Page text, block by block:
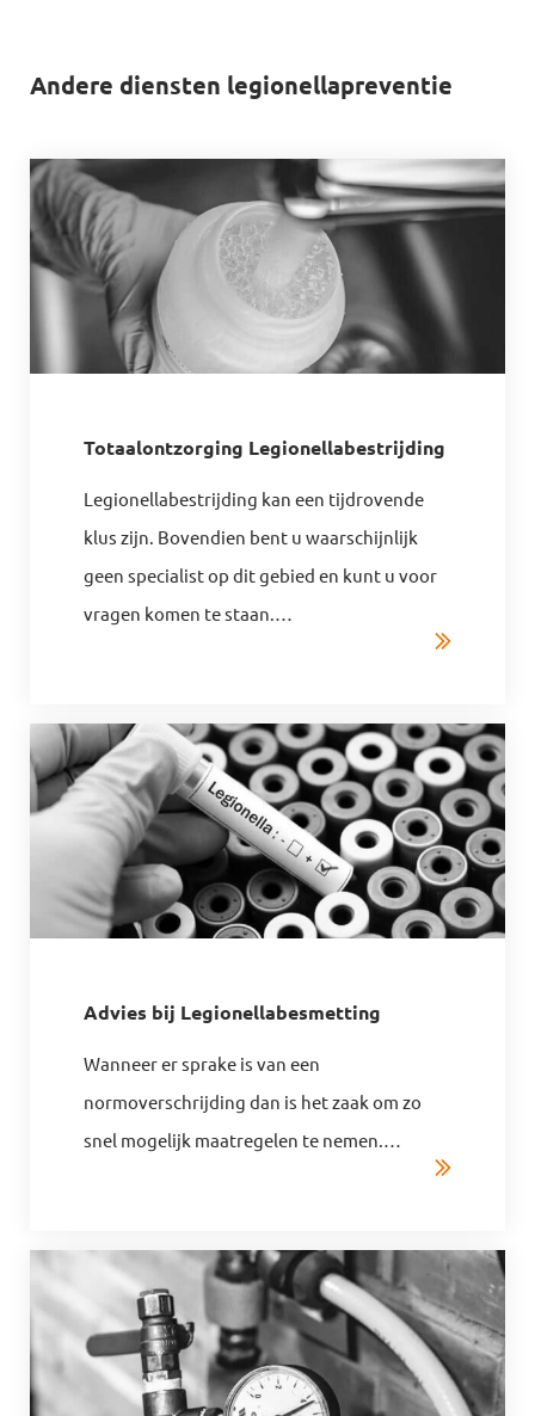
Andere diensten legionellapreventie
Totaalontzorging Legionellabestrijding
Legionellabestrijding kan een tijdrovende
klus zijn. Bovendien bent u waarschijnlijk
geen specialist op dit gebied en kunt u voor
vragen komen te staan.…
Advies bij Legionellabesmetting
Wanneer er sprake is van een
normoverschrijding dan is het zaak om zo
snel mogelijk maatregelen te nemen.…